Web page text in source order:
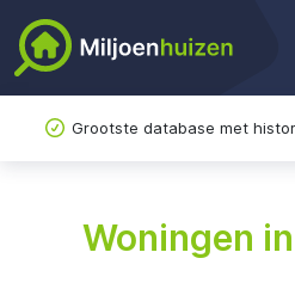
Grootste database met
Woningen